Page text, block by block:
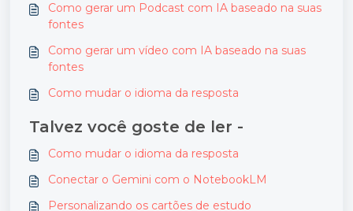
Como gerar um Podcast com IA baseado na suas
fontes
Como gerar um vídeo com IA baseado na suas
fontes
Como mudar o idioma da resposta
Talvez você goste de ler -
Como mudar o idioma da resposta
Conectar o Gemini com o NotebookLM
Personalizando os cartões de estudo